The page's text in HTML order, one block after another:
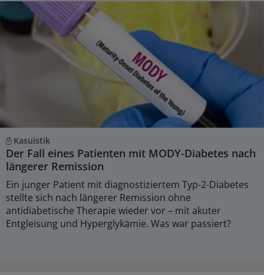
Kasuistik
Der Fall eines Patienten mit MODY-Diabetes nach
längerer Remission
Ein junger Patient mit diagnostiziertem Typ-2-Diabetes
stellte sich nach längerer Remission ohne
antidiabetische Therapie wieder vor – mit akuter
Entgleisung und Hyperglykämie. Was war passiert?